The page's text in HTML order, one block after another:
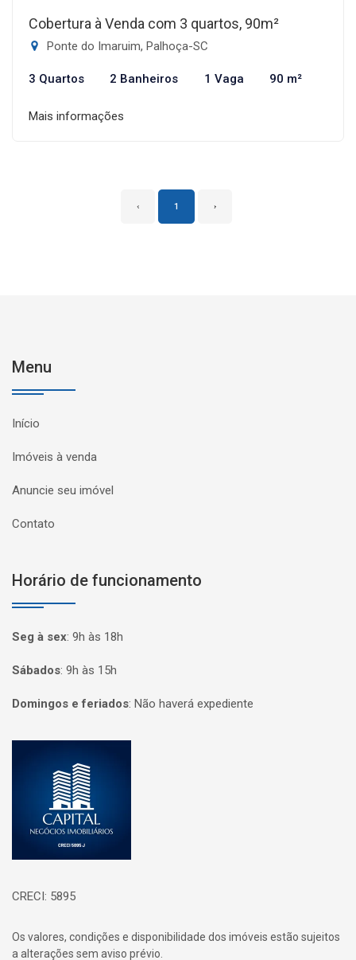
Cobertura à Venda com 3 quartos, 90m²
Ponte do Imaruim, Palhoça-SC
3 Quartos 2 Banheiros 1 Vaga 90 m²
Mais informações
‹ 1 ›
Menu
Início
Imóveis à venda
Anuncie seu imóvel
Contato
Horário de funcionamento
Seg à sex: 9h às 18h
Sábados: 9h às 15h
Domingos e feriados: Não haverá expediente
CRECI: 5895
Os valores, condições e disponibilidade dos imóveis estão sujeitos
a alterações sem aviso prévio.